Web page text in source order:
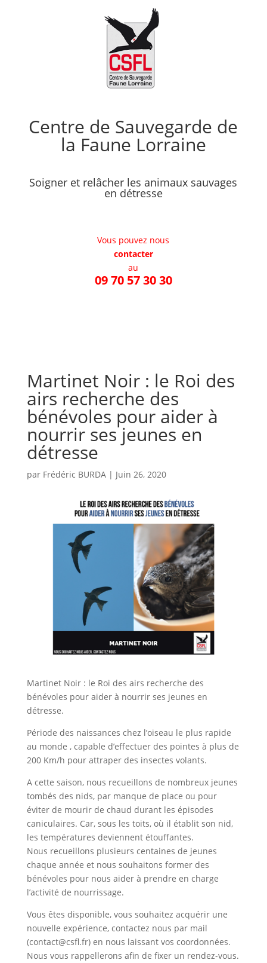
Centre de Sauvegarde de
la Faune Lorraine
Soigner et relâcher les animaux sauvages
en détresse
Vous pouvez nous
contacter
au
09 70 57 30 30
Martinet Noir : le Roi des
airs recherche des
bénévoles pour aider à
nourrir ses jeunes en
détresse
par Frédéric BURDA| Juin 26, 2020
Martinet Noir : le Roi des airs recherche des
bénévoles pour aider à nourrir ses jeunes en
détresse.
Période des naissances chez l’oiseau le plus rapide
au monde , capable d’effectuer des pointes à plus de
200 Km/h pour attraper des insectes volants.
A cette saison, nous recueillons de nombreux jeunes
tombés des nids, par manque de place ou pour
éviter de mourir de chaud durant les épisodes
caniculaires. Car, sous les toits, où il établit son nid,
les températures deviennentétouffantes.
Nous recueillons plusieurs centaines de jeunes
chaque année et nous souhaitons former des
bénévoles pour nous aider à prendre en charge
l’activité de nourrissage.
Vous êtes disponible, vous souhaitez acquérir une
nouvelle expérience, contactez nous par mail
(contact@csfl.fr) en nous laissant vos coordonnées.
Nous vous rappellerons afin de fixer un rendez-vous.